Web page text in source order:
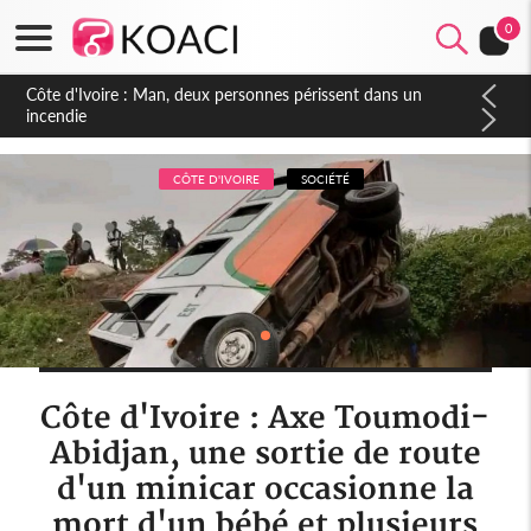
0
Côte d'Ivoire : Séileu, la célébration de la fête nationale
transformée en vaste campagne contre les produits
dépigmentants dangereux
CÔTE D'IVOIRE SOCIÉTÉ
Côte d'Ivoire : Axe Toumodi-
Abidjan, une sortie de route
d'un minicar occasionne la